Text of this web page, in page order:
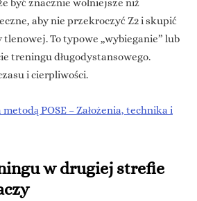
być znacznie wolniejsze niż
aby nie przekroczyć Z2 i skupić
tlenowej. To typowe „wybieganie” lub
treningu długodystansowego.
i cierpliwości.
metodą POSE – Założenia, technika i
w drugiej strefie